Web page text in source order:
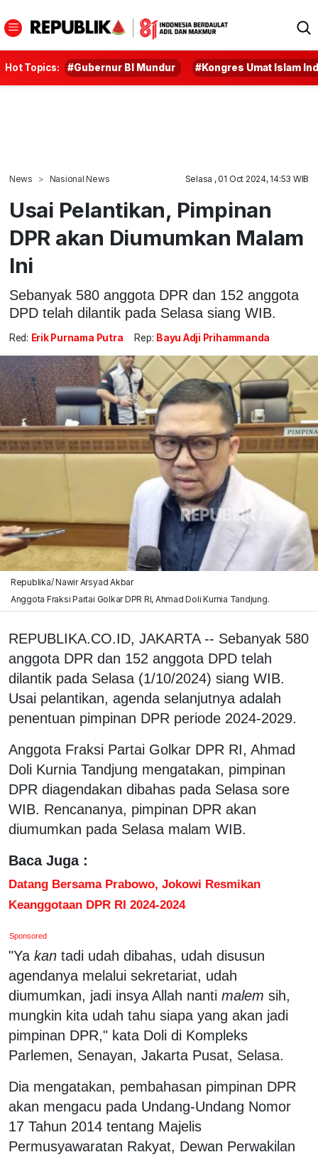
Hot Topics: #Gubernur BI Mundur #Kongres Umat Islam
News Nasional News Selasa , 01 Oct 2024, 14:53 WIB
Usai Pelantikan, Pimpinan
DPR akan Diumumkan Malam
Ini
Sebanyak 580 anggota DPR dan 152 anggota
DPD telah dilantik pada Selasa siang WIB.
Red: Erik Purnama Putra Rep: Bayu Adji Prihammanda
Republika/ Nawir Arsyad Akbar
Anggota Fraksi Partai Golkar DPR RI, Ahmad Doli Kurnia Tandjung.
REPUBLIKA.CO.ID, JAKARTA -- Sebanyak 580
anggota DPR dan 152 anggota DPD telah
dilantik pada Selasa (1/10/2024) siang WIB.
Usai pelantikan, agenda selanjutnya adalah
penentuan pimpinan DPR periode 2024-2029.
Anggota Fraksi Partai Golkar DPR RI, Ahmad
Doli Kurnia Tandjung mengatakan, pimpinan
DPR diagendakan dibahas pada Selasa sore
WIB. Rencananya, pimpinan DPR akan
diumumkan pada Selasa malam WIB.
Baca Juga :
Datang Bersama Prabowo, Jokowi Resmikan
Keanggotaan DPR RI 2024-2024
Sponsored
"Ya kan tadi udah dibahas, udah disusun
agendanya melalui sekretariat, udah
diumumkan, jadi insya Allah nanti malem sih,
mungkin kita udah tahu siapa yang akan jadi
pimpinan DPR," kata Doli di Kompleks
Parlemen, Senayan, Jakarta Pusat, Selasa.
Dia mengatakan, pembahasan pimpinan DPR
akan mengacu pada Undang-Undang Nomor
17 Tahun 2014 tentang Majelis
Permusyawaratan Rakyat, Dewan Perwakilan